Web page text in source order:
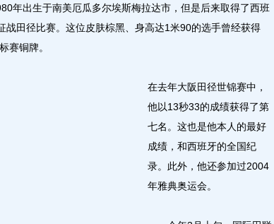
出生于南美厄瓜多尔埃斯梅拉达市，但是后来取得了西班
战田径比赛。这位皮肤棕黑、身高达1米90的选手曾经获得
赛铜牌。
在去年大阪田径世锦赛中，
他以13秒33的成绩获得了第
七名。这也是他本人的最好
成绩，和西班牙的全国纪
录。此外，他还参加过2004
年雅典奥运会。